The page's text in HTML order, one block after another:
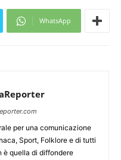
WhatsApp
per una comunicazione
Sport, Folklore e di tutti
è quella di diffondere